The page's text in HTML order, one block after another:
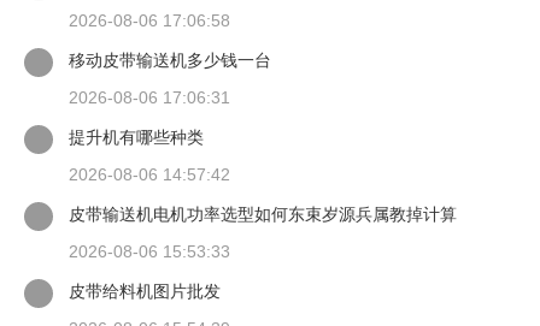
2026-08-06 17:06:58
移动皮带输送机多少钱一台
2026-08-06 17:06:31
提升机有哪些种类
2026-08-06 14:57:42
皮带输送机电机功率选型如何东束岁源兵属教掉计算
2026-08-06 15:53:33
皮带给料机图片批发